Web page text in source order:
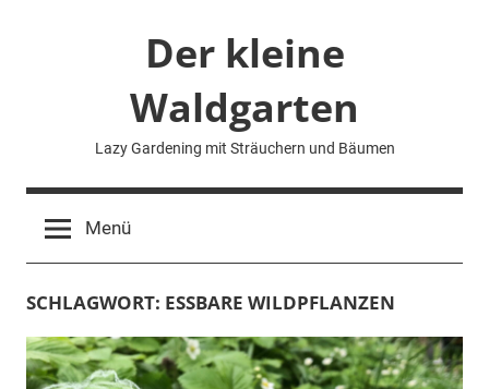
Der kleine
Waldgarten
Lazy Gardening mit Sträuchern und Bäumen
Menü
SCHLAGWORT: ESSBARE WILDPFLANZEN